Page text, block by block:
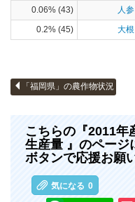
0.06% (43)
人参
0.2% (45)
大根
「福岡県」の農作物状況
こちらの『2011年
生産量 』のページ
ボタンで応援お願
気になる 0